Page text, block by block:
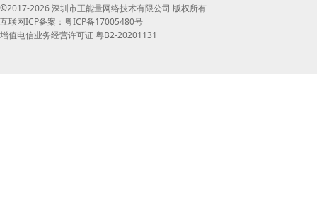
©2017-2026 深圳市正能量网络技术有限公司 版权所有
互联网ICP备案：粤ICP备17005480号
增值电信业务经营许可证 粤B2-20201131